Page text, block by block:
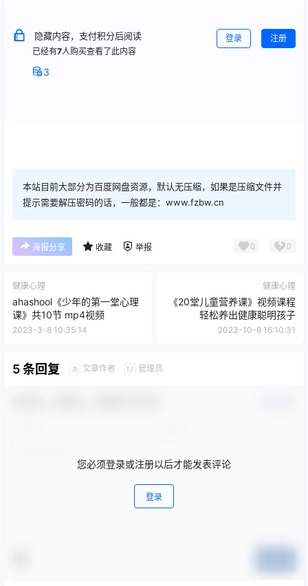
隐藏内容，支付积分后阅读
已经有7人购买查看了此内容
3
登录 注册
本站目前大部分为百度网盘资源，默认无压缩，如果是压缩文件并
提示需要解压密码的话，一般都是：www.fzbw.cn
海报分享 收藏 举报 0 0
健康心理
ahashool《少年的第一堂心理
课》共10节 mp4视频
2023-3-8 10:35:14
健康心理
《20堂儿童营养课》视频课程
轻松养出健康聪明孩子
2023-10-8 16:10:31
5 条回复 A 文章作者 M 管理员
您必须登录或注册以后才能发表评论
登录